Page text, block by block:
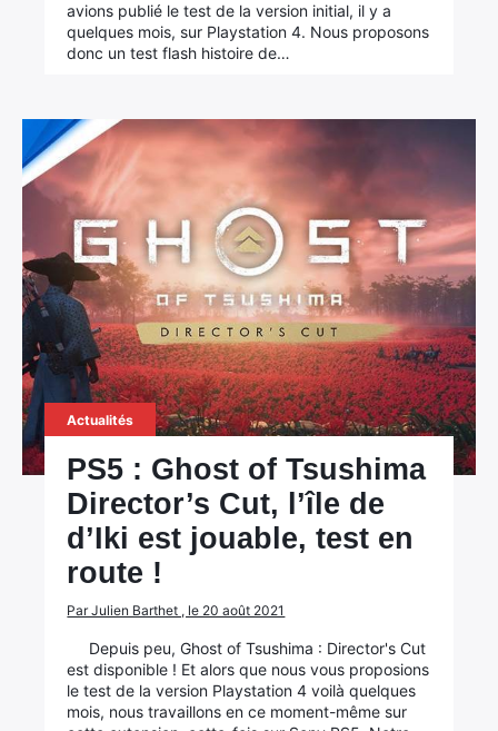
avions publié le test de la version initial, il y a
quelques mois, sur Playstation 4. Nous proposons
donc un test flash histoire de…
Actualités
PS5 : Ghost of Tsushima
Director’s Cut, l’île de
d’Iki est jouable, test en
route !
Par Julien Barthet , le 20 août 2021
Depuis peu, Ghost of Tsushima : Director's Cut
est disponible ! Et alors que nous vous proposions
le test de la version Playstation 4 voilà quelques
mois, nous travaillons en ce moment-même sur